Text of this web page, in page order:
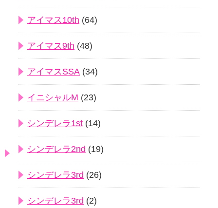
アイマス10th (64)
アイマス9th (48)
アイマスSSA (34)
イニシャルM (23)
シンデレラ1st (14)
シンデレラ2nd (19)
シンデレラ3rd (26)
シンデレラ3rd (2)